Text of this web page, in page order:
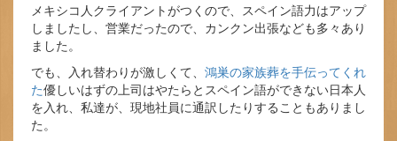
メキシコ人クライアントがつくので、スペイン語力はアップ
しましたし、営業だったので、カンクン出張なども多々あり
ました。
でも、入れ替わりが激しくて、 鴻巣の家族葬を手伝ってくれ
た優しいはずの上司はやたらとスペイン語ができない日本人
を入れ、私達が、現地社員に通訳したりすることもありまし
た。